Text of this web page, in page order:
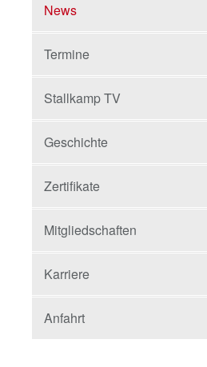
News
Termine
Stallkamp TV
Geschichte
Zertifikate
Mitgliedschaften
Karriere
Anfahrt